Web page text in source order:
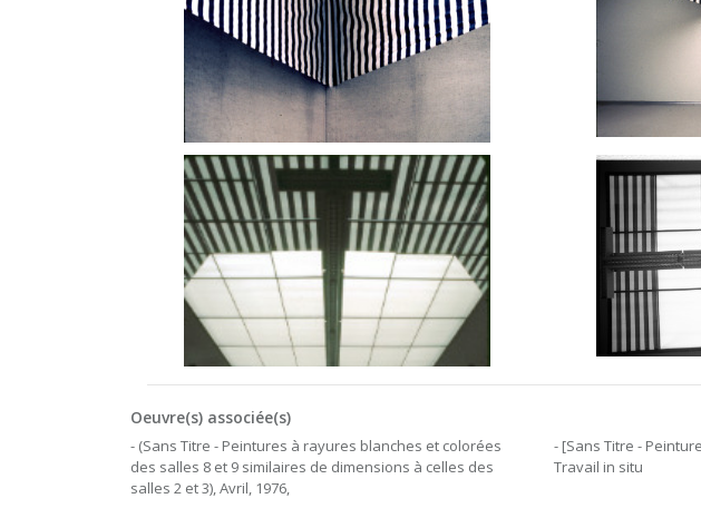
Oeuvre(s) associée(s)
- (Sans Titre - Peintures à rayures blanches et colorées
des salles 8 et 9 similaires de dimensions à celles des
salles 2 et 3), Avril, 1976,
- [Sans Titre -
Travail in situ